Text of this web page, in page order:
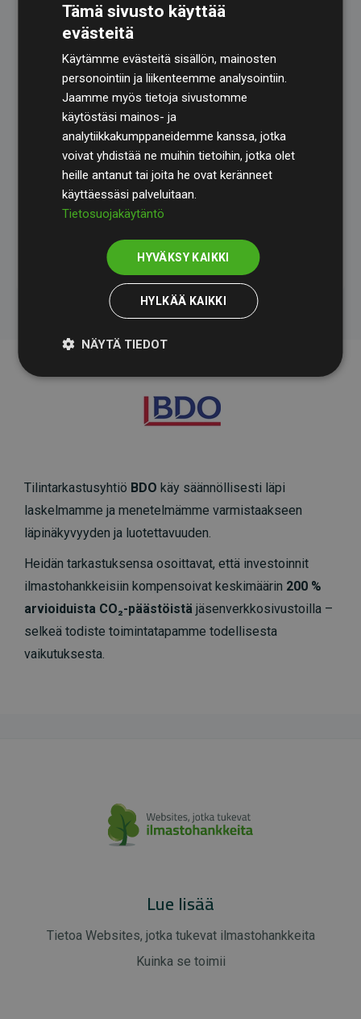
joka keskimäärin vastaa kaksinkertaista määrää
verkkosivuston arvioituihin päästöihin verrattuna.
Kaikki hankkeet ovatGold Standardin
sertifioimia, mikä takaa korkean laadun, todellisen
ilmastovaikutuksen ja täyden läpinäkyvyyden. Lue
lisää yksittäisistä hankkeistatäältä.
Websites, jotka tukevat ilmastohankkeita aloite
Tilintarkastusyhtiö BDO käy säännöllisesti läpi
laskelmamme ja menetelmämme varmistaakseen
läpinäkyvyyden ja luotettavuuden.
Heidän tarkastuksensa osoittavat, että investoinnit
ilmastohankkeisiin kompensoivat keskimäärin 200 %
arvioiduista CO₂-päästöistä jäsenverkkosivustoilla –
selkeä todiste toimintatapamme todellisesta
vaikutuksesta.
Lue lisää
Tietoa Websites, jotka tukevat ilmastohankkeita
Kuinka se toimii
Tämä sivusto käyttää
evästeitä
Käytämme evästeitä sisällön, mainosten
personointiin ja liikenteemme analysointiin.
Jaamme myös tietoja sivustomme
käytöstäsi mainos- ja
analytiikkakumppaneidemme kanssa, jotka
voivat yhdistää ne muihin tietoihin, jotka olet
heille antanut tai joita he ovat keränneet
käyttäessäsi palveluitaan.
Tietosuojakäytäntö
HYVÄKSY KAIKKI
HYLKÄÄ KAIKKI
NÄYTÄ TIEDOT